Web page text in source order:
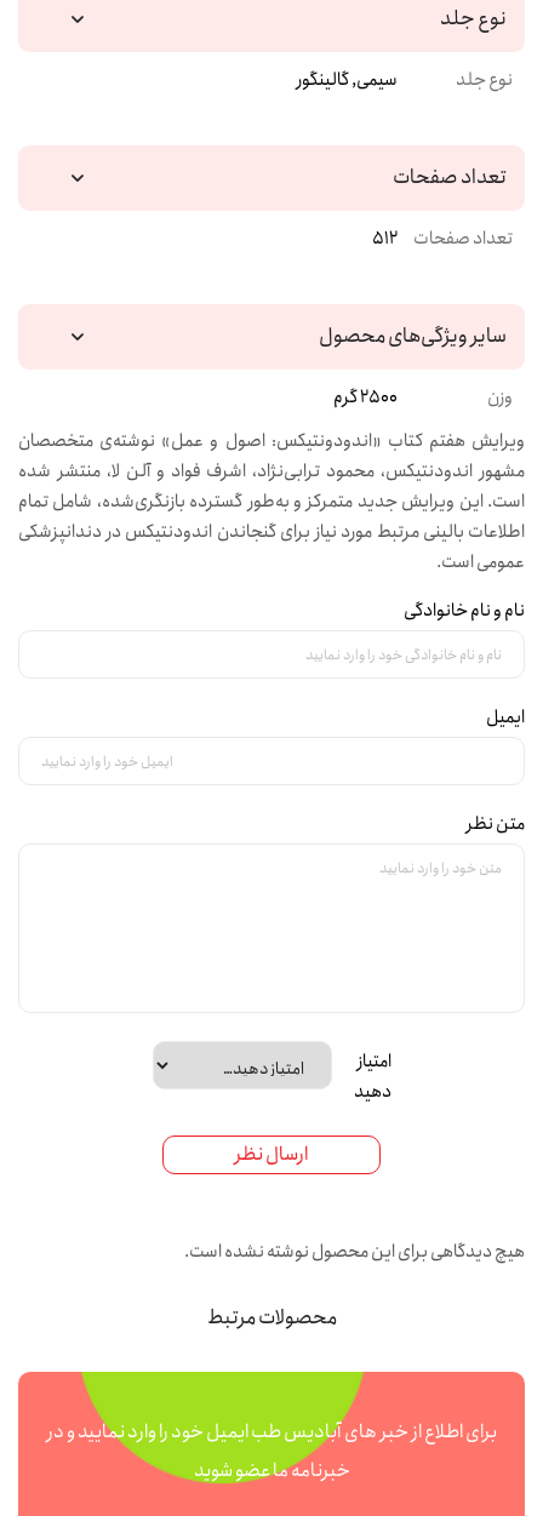
نوع جلد
نوع جلد سیمی, گالینگور
تعداد صفحات
تعداد صفحات 512
سایر ویژگی‌های محصول
وزن
2500 گرم
ویرایش هفتم کتاب «اندودونتیکس: اصول و عمل» نوشته‌ی متخصصان
مشهور اندودنتیکس، محمود ترابی‌نژاد، اشرف فواد و آلن لا، منتشر شده
است. این ویرایش جدید متمرکز و به‌طور گسترده بازنگری‌شده، شامل تمام
اطلاعات بالینی مرتبط مورد نیاز برای گنجاندن اندودنتیکس در دندانپزشکی
عمومی است.
نام و نام خانوادگی
ایمیل
متن نظر
امتیاز
دهید
ارسال نظر
هیچ دیدگاهی برای این محصول نوشته نشده است.
محصولات مرتبط
برای اطلاع از خبر های آبادیس طب ایمیل خود را وارد نمایید و در
خبرنامه ما عضو شوید